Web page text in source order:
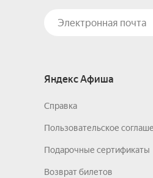
Яндекс Афиша
Справка
Пользовательское
Подарочные сертификаты
Возврат билетов